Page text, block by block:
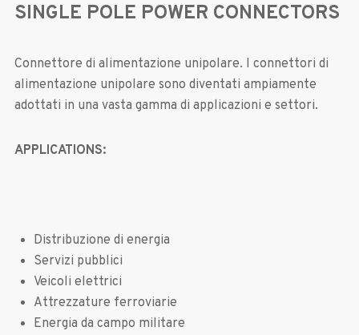
SINGLE POLE POWER CONNECTORS
Connettore di alimentazione unipolare. I connettori di
alimentazione unipolare sono diventati ampiamente
adottati in una vasta gamma di applicazioni e settori.
APPLICATIONS:
Distribuzione di energia
Servizi pubblici
Veicoli elettrici
Attrezzature ferroviarie
Energia da campo militare